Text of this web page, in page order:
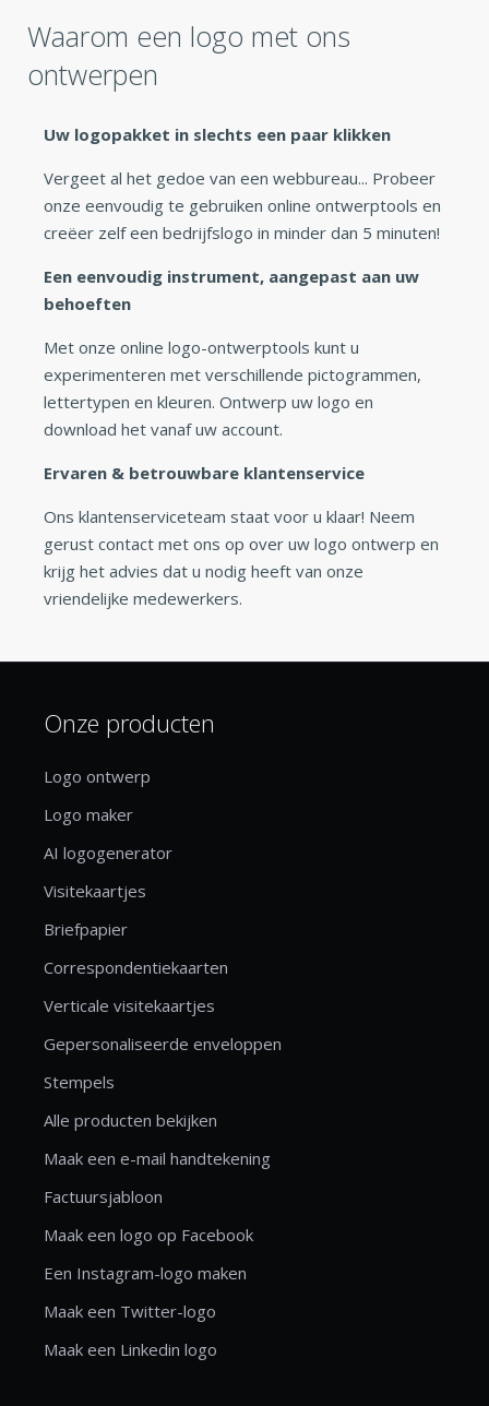
Waarom een logo met ons
ontwerpen
Uw logopakket in slechts een paar klikken
Vergeet al het gedoe van een webbureau... Probeer
onze eenvoudig te gebruiken online ontwerptools en
creëer zelf een bedrijfslogo in minder dan 5 minuten!
Een eenvoudig instrument, aangepast aan uw
behoeften
Met onze online logo-ontwerptools kunt u
experimenteren met verschillende pictogrammen,
lettertypen en kleuren. Ontwerp uw logo en
download het vanaf uw account.
Ervaren & betrouwbare klantenservice
Ons klantenserviceteam staat voor u klaar! Neem
gerust contact met ons op over uw logo ontwerp en
krijg het advies dat u nodig heeft van onze
vriendelijke medewerkers.
Onze producten
Logo ontwerp
Logo maker
AI logogenerator
Visitekaartjes
Briefpapier
Correspondentiekaarten
Verticale visitekaartjes
Gepersonaliseerde enveloppen
Stempels
Alle producten bekijken
Maak een e-mail handtekening
Factuursjabloon
Maak een logo op Facebook
Een Instagram-logo maken
Maak een Twitter-logo
Maak een Linkedin logo